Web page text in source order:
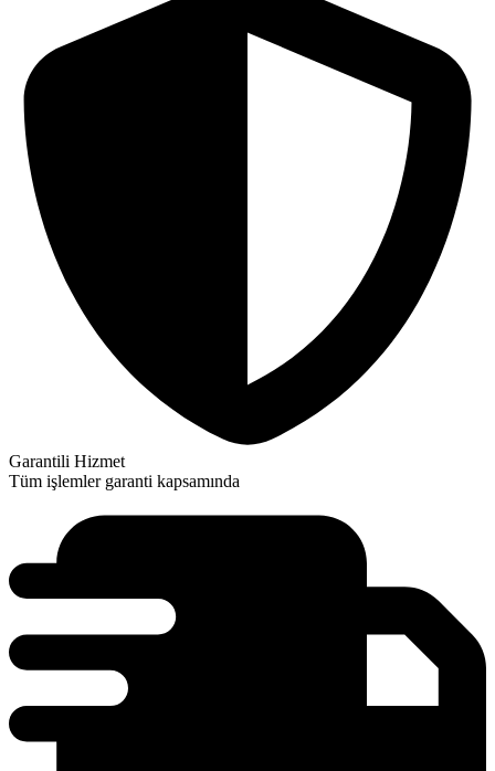
Garantili Hizmet
Tüm işlemler garanti kapsamında